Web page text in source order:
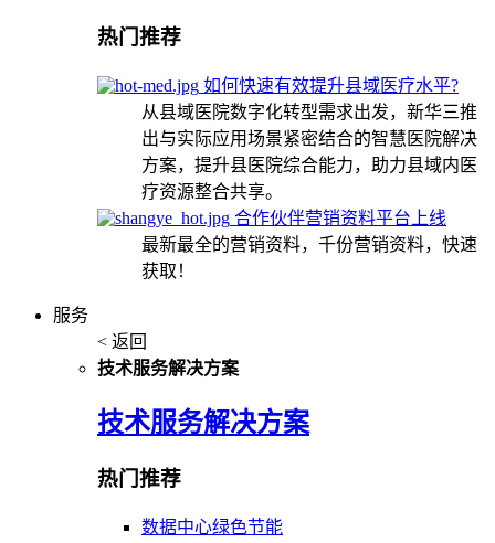
热门推荐
如何快速有效提升县域医疗水平?
从县域医院数字化转型需求出发，新华三推
出与实际应用场景紧密结合的智慧医院解决
方案，提升县医院综合能力，助力县域内医
疗资源整合共享。
合作伙伴营销资料平台上线
最新最全的营销资料，千份营销资料，快速
获取！
服务
< 返回
技术服务解决方案
技术服务解决方案
热门推荐
数据中心绿色节能